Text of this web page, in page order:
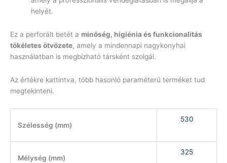
helyét.
Ez a perforált betét a minőség, higiénia és funkcionalitás
tökéletes ötvözete, amely a mindennapi nagykonyhai
használatban is megbízható társként szolgál.
Az értékre kattintva, több hasonló paraméterű terméket tud
megtekinteni.
Szélesség (mm)
530
Mélység (mm)
325